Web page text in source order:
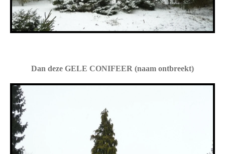
Dan deze GELE CONIFEER (naam ontbreekt)